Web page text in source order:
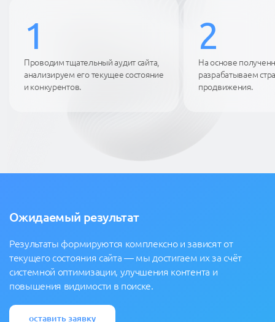
1
Проводим тщательный аудит сайта,
анализируем его текущее состояние
и конкурентов.
2
На основе
разрабатываем
продвижения.
Ожидаемый результат
Результаты формируются комплексно и зависят от
текущего состояния сайта — мы достигаем их за счёт
системной оптимизации, улучшения контента и
повышения видимости в поиске.
оставить заявку